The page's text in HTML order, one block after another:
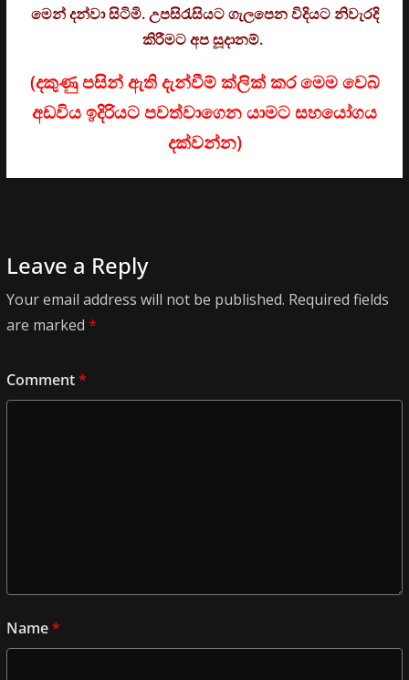
මෙන් දන්වා සිටිමි. උපසිරැසියට ගැලපෙන විදියට නිවැරදි
කිරීමට අප සූදානම්.
(දකුණු පසින් ඇති දැන්වීම් ක්ලික් කර මෙම වෙබ්
අඩවිය ඉදිරියට පවත්වාගෙන යාමට සහයෝගය
දක්වන්න)
Leave a Reply
Your email address will not be published. Required fields
are marked *
Comment*
Name*